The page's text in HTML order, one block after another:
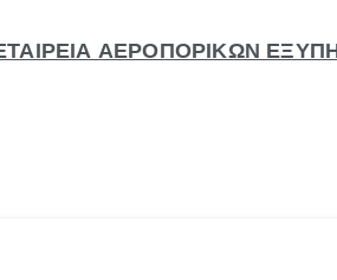
ΑΕΡΟΠΟΡΙΚΩΝ